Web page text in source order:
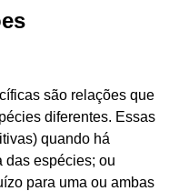
são relações que
diferentes. Essas
quando há
das espécies; ou
para uma ou ambas